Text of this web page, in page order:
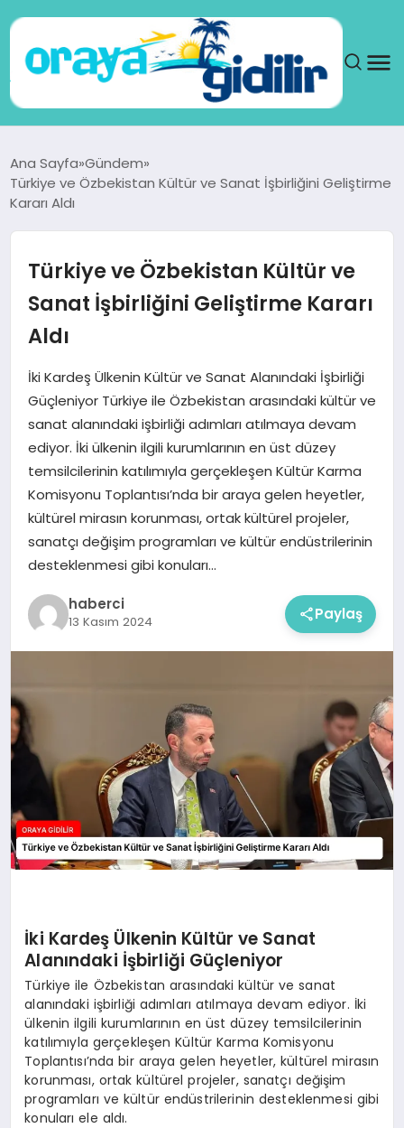
SAĞLIK
TEKNOLOJI
YAŞAM
Ana Sayfa Gündem
Türkiye ve Özbekistan Kültür ve Sanat İşbirliğini Geliştirme
Kararı Aldı
Türkiye ve Özbekistan Kültür ve
Sanat İşbirliğini Geliştirme Kararı
Aldı
İki Kardeş Ülkenin Kültür ve Sanat Alanındaki İşbirliği
Güçleniyor Türkiye ile Özbekistan arasındaki kültür ve
sanat alanındaki işbirliği adımları atılmaya devam
ediyor. İki ülkenin ilgili kurumlarının en üst düzey
temsilcilerinin katılımıyla gerçekleşen Kültür Karma
Komisyonu Toplantısı’nda bir araya gelen heyetler,
kültürel mirasın korunması, ortak kültürel projeler,
sanatçı değişim programları ve kültür endüstrilerinin
desteklenmesi gibi konuları…
haberci
13 Kasım 2024 Paylaş
İki Kardeş Ülkenin Kültür ve Sanat
Alanındaki İşbirliği Güçleniyor
Türkiye ile Özbekistan arasındaki kültür ve sanat
alanındaki işbirliği adımları atılmaya devam ediyor. İki
ülkenin ilgili kurumlarının en üst düzey temsilcilerinin
katılımıyla gerçekleşen Kültür Karma Komisyonu
Toplantısı’nda bir araya gelen heyetler, kültürel mirasın
korunması, ortak kültürel projeler, sanatçı değişim
programları ve kültür endüstrilerinin desteklenmesi gibi
konuları ele aldı.